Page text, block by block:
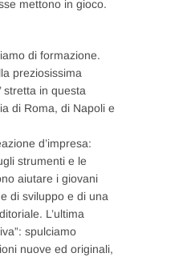
mettono in gioco.
di formazione.
preziosissima
stretta in questa
di Roma, di Napoli e
d’impresa:
strumenti e le
aiutare i giovani
di sviluppo e di una
L’ultima
spulciamo
nuove ed originali,